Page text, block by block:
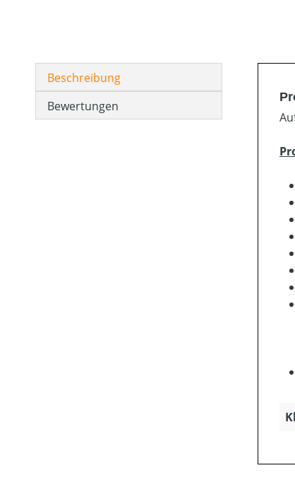
Beschreibung
Bewertungen